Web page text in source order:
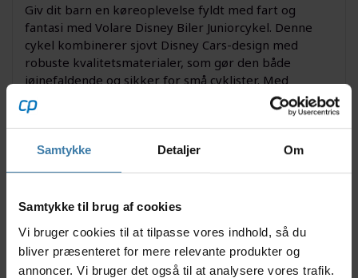
Samtykke Detaljer Om
Samtykke til brug af cookies
Vi bruger cookies til at tilpasse vores indhold, så du
bliver præsenteret for mere relevante produkter og
annoncer. Vi bruger det også til at analysere vores trafik.
Giv dit barn en køreoplevelse fyldt med fart og
fantasi med Volare Disney Biler Juniorcykel. Denne
cykel kombinerer sjovt Disney Cars-design med
robuste kvalitetsmaterialer, som gør den både
iøjnefaldende og sikker for små cyklister. Med
medfølgende støttehjul får barnet ekstra stabilitet,
mens letvægtskonstruktionen og de brugervenlige
håndbremser gør cyklen ideel til de første cykelture.
Nyttige facts
Solid ramme konstrueret til børn
Støttehjul for øget balance og tryghed
Nem håndbremse, der passer til små hænder
Perfekt til børn, der lærer at cykle